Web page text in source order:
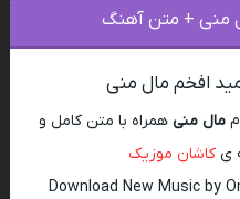
منی + متن آهنگ
افخم مال منی
مال منی همراه با متن کامل و
کاشان موزیک
Download New Music by